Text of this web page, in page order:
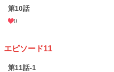
第10話
0
エピソード11
第11話-1